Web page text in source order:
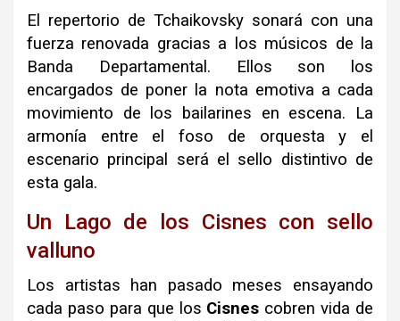
El repertorio de Tchaikovsky sonará con una
fuerza renovada gracias a los músicos de la
Banda Departamental. Ellos son los
encargados de poner la nota emotiva a cada
movimiento de los bailarines en escena. La
armonía entre el foso de orquesta y el
escenario principal será el sello distintivo de
esta gala.
Un Lago de los Cisnes con sello
valluno
Los artistas han pasado meses ensayando
cada paso para que los Cisnes cobren vida de